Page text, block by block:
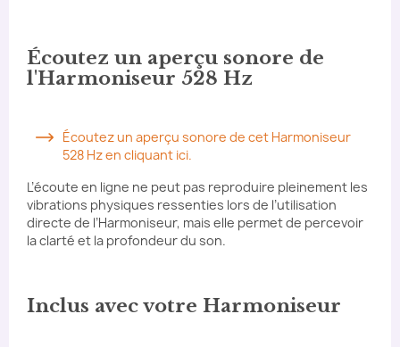
Écoutez un aperçu sonore de
l'Harmoniseur 528 Hz
Écoutez un aperçu sonore de cet Harmoniseur
528 Hz en cliquant ici.
L’écoute en ligne ne peut pas reproduire pleinement les
vibrations physiques ressenties lors de l’utilisation
directe de l’Harmoniseur, mais elle permet de percevoir
la clarté et la profondeur du son.
Inclus avec votre Harmoniseur